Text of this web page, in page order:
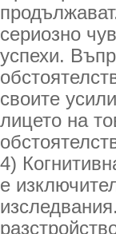
сериозно
успехи.
своите
лицето на
4)
е